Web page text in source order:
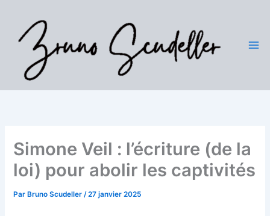
contenu
Simone Veil : l’écriture (de la
loi) pour abolir les captivités
Par Bruno Scudeller/27 janvier 2025